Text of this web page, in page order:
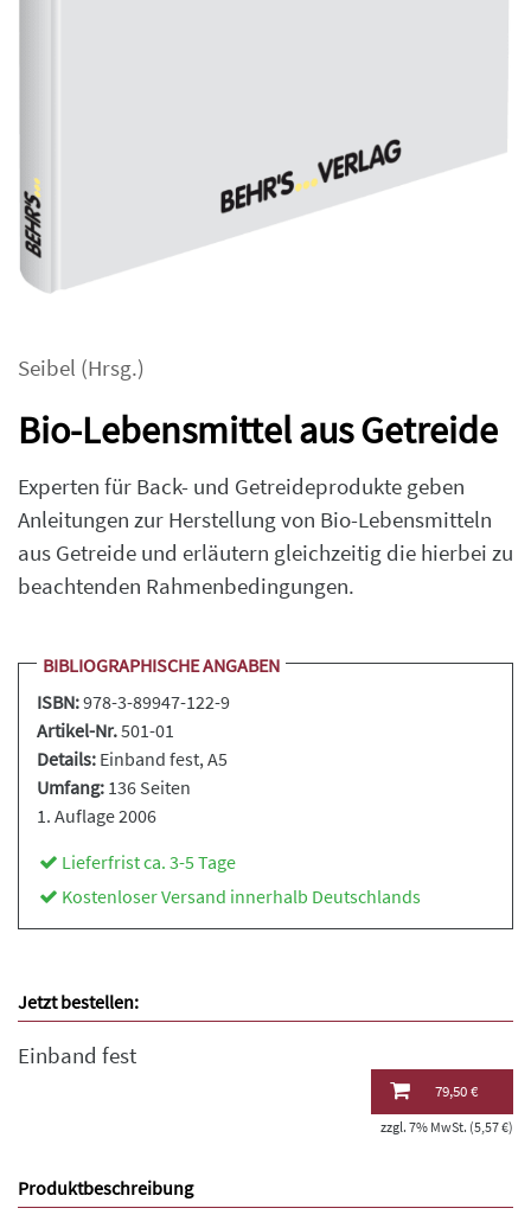
Seibel (Hrsg.)
Bio-Lebensmittel aus Getreide
Experten für Back- und Getreideprodukte geben
Anleitungen zur Herstellung von Bio-Lebensmitteln
aus Getreide und erläutern gleichzeitig die hierbei zu
beachtenden Rahmenbedingungen.
BIBLIOGRAPHISCHE ANGABEN
ISBN:978-3-89947-122-9
Artikel-Nr.501-01
Details: Einband fest, A5
Umfang: 136 Seiten
1. Auflage 2006
Lieferfrist ca. 3-5 Tage
Kostenloser Versand innerhalb Deutschlands
Jetzt bestellen:
Einband fest
79,50 €
zzgl. 7% MwSt. (5,57 €)
Produktbeschreibung